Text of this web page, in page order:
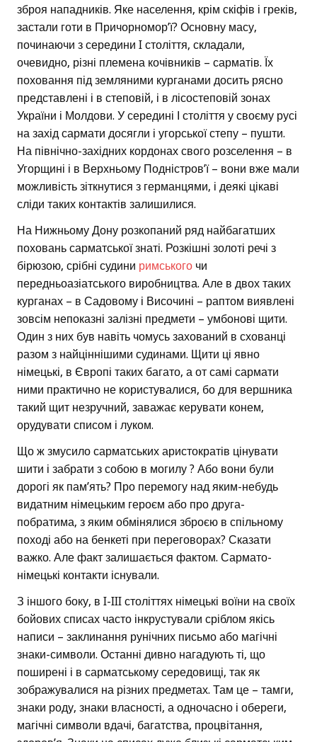
зброя нападників. Яке населення, крім скіфів і греків,
застали готи в Причорномор’ї? Основну масу,
починаючи з середини I століття, складали,
очевидно, різні племена кочівників – сарматів. Їх
поховання під земляними курганами досить рясно
представлені і в степовій, і в лісостеповій зонах
України і Молдови. У середині І століття у своєму русі
на захід сармати досягли і угорської степу – пушти.
На північно-західних кордонах свого розселення – в
Угорщині і в Верхньому Подністров’ї – вони вже мали
можливість зіткнутися з германцями, і деякі цікаві
сліди таких контактів залишилися.
На Нижньому Дону розкопаний ряд найбагатших
поховань сарматської знаті. Розкішні золоті речі з
бірюзою, срібні судини римського чи
передньоазіатського виробництва. Але в двох таких
курганах – в Садовому і Височині – раптом виявлені
зовсім непоказні залізні предмети – умбонові щити.
Один з них був навіть чомусь захований в схованці
разом з найціннішими судинами. Щити ці явно
німецькі, в Європі таких багато, а от самі сармати
ними практично не користувалися, бо для вершника
такий щит незручний, заважає керувати конем,
орудувати списом і луком.
Що ж змусило сарматських аристократів цінувати
шити і забрати з собою в могилу ? Або вони були
дорогі як пам’ять? Про перемогу над яким-небудь
видатним німецьким героєм або про друга-
побратима, з яким обмінялися зброєю в спільному
поході або на бенкеті при переговорах? Сказати
важко. Але факт залишається фактом. Сармато-
німецькі контакти існували.
З іншого боку, в I-III століттях німецькі воїни на своїх
бойових списах часто інкрустували сріблом якісь
написи – заклинання рунічних письмо або магічні
знаки-символи. Останні дивно нагадують ті, що
поширені і в сарматському середовищі, так як
зображувалися на різних предметах. Там це – тамги,
знаки роду, знаки власності, а одночасно і обереги,
магічні символи вдачі, багатства, процвітання,